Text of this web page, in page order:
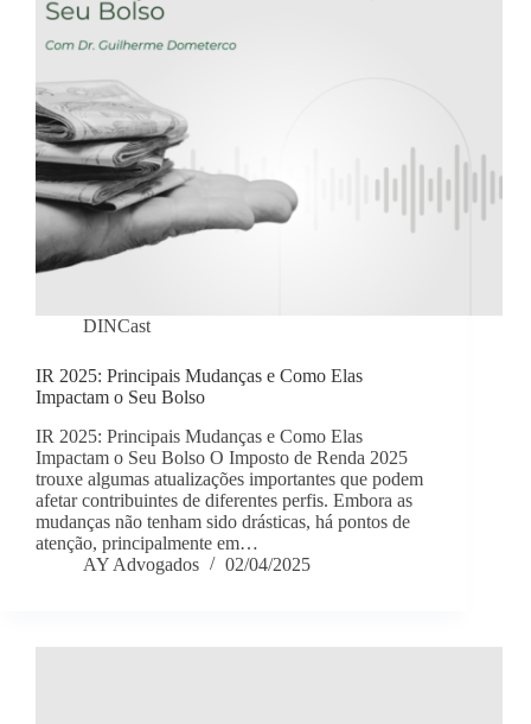
DINCast
IR 2025: Principais Mudanças e Como Elas
Impactam o Seu Bolso
IR 2025: Principais Mudanças e Como Elas
Impactam o Seu Bolso O Imposto de Renda 2025
trouxe algumas atualizações importantes que podem
afetar contribuintes de diferentes perfis. Embora as
mudanças não tenham sido drásticas, há pontos de
atenção, principalmente em…
AY Advogados
02/04/2025